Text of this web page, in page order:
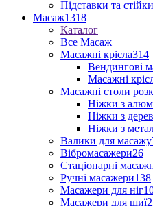
Підставки та
Масаж1318
Каталог
Все Масаж
Масажні крісла314
Вендингові
Масажні
Масажні столи
Ніжки з
Ніжки з
Ніжки з
Валики для масажу
Вібромасажери26
Стаціонарні
Ручні масажери138
Масажери для ніг
Масажери для шиї